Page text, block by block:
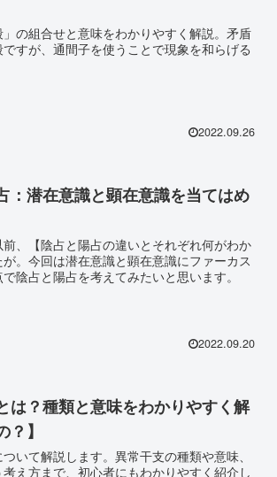
の組合せと意味をわかりやすく解説。矛盾
すが、通間子を使うことで現象を和らげる
2022.09.26
：潜在意識と顕在意識を当てはめ
、【陰占と陽占の違いとそれぞれ何がわか
。今回は潜在意識と顕在意識にファーカス
陰占と陽占を考えてみたいと思います。
2022.09.20
は？種類と意味をわかりやすく解
】
いて解説します。異常干支の種類や意味、
え方まで、初心者にもわかりやすく紹介し